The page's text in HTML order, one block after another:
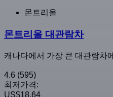
몬트리올
몬트리올 대관람차
캐나다에서 가장 큰 대관람차
4.6 (595)
최저가격:
US$18.64